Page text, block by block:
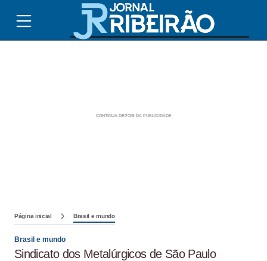
Página inicial Brasil e mundo
Brasil e mundo
Sindicato dos Metalúrgicos de São Paulo